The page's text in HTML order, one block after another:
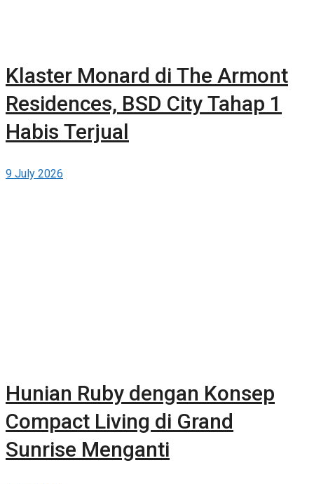
Klaster Monard di The Armont
Residences, BSD City Tahap 1
Habis Terjual
9 July 2026
Hunian Ruby dengan Konsep
Compact Living di Grand
Sunrise Menganti